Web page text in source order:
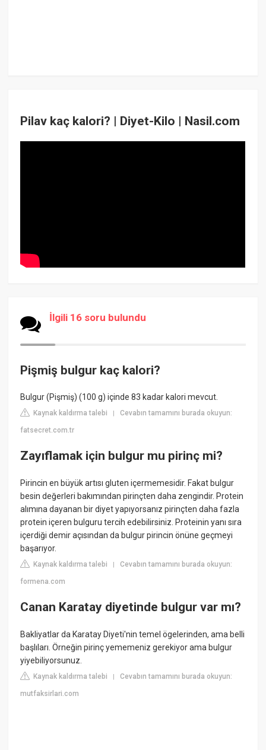
Pilav kaç kalori? | Diyet-Kilo | Nasil.com
İlgili 16 soru bulundu
Pişmiş bulgur kaç kalori?
Bulgur (Pişmiş) (100 g) içinde 83 kadar kalori mevcut.
Kaynak kaldırma talebi |Cevabın tamamını burada okuyun:
fatsecret.com.tr
Zayıflamak için bulgur mu pirinç mi?
Pirincin en büyük artısı gluten içermemesidir. Fakat bulgur
besin değerleri bakımından pirinçten daha zengindir. Protein
alımına dayanan bir diyet yapıyorsanız pirinçten daha fazla
protein içeren bulguru tercih edebilirsiniz. Proteinin yanı sıra
içerdiği demir açısından da bulgur pirincin önüne geçmeyi
başarıyor.
Kaynak kaldırma talebi |Cevabın tamamını burada okuyun:
formena.com
Canan Karatay diyetinde bulgur var mı?
Bakliyatlar da Karatay Diyeti'nin temel ögelerinden, ama belli
başlıları. Örneğin pirinç yememeniz gerekiyor ama bulgur
yiyebiliyorsunuz.
Kaynak kaldırma talebi |Cevabın tamamını burada okuyun:
mutfaksirlari.com